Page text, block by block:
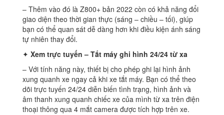
– Thêm vào đó là Z800+ bản 2022 còn có khả năng đổi
giao diện theo thời gian thực (sáng – chiều – tối), giúp
bạn có thể quan sát dễ dàng hơn khi điều kiện ánh sáng
tự nhiên thay đổi.
✦ Xem trực tuyến – Tắt máy ghi hình 24/24 từ xa
– Với tính năng này, thiết bị cho phép ghi lại hình ảnh
xung quanh xe ngay cả khi xe tắt máy. Bạn có thể theo
dõi trực tuyến 24/24 diễn biến tình trạng, hình ảnh và
âm thanh xung quanh chiếc xe của mình từ xa trên điện
thoại thông qua 4 mắt camera được tích hợp trên xe.